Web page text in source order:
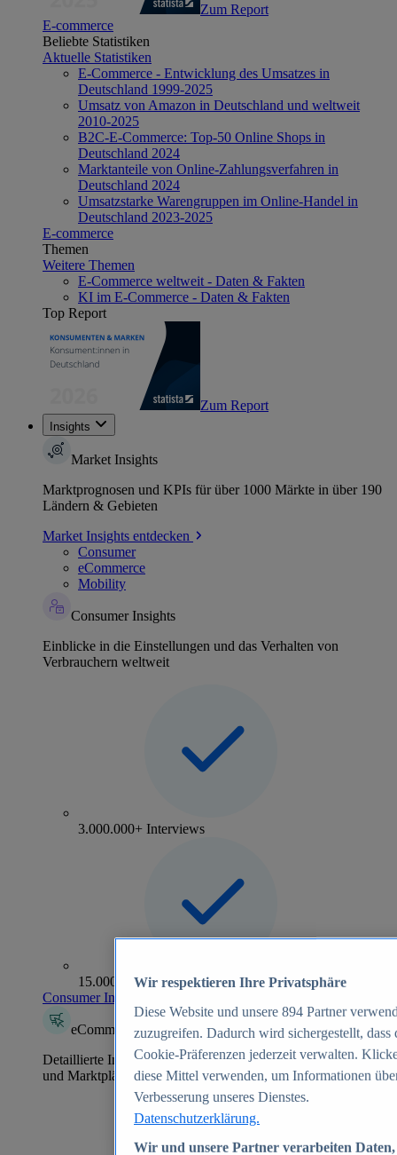
Zum Report
E-commerce
Beliebte Statistiken
Aktuelle Statistiken
E-Commerce - Entwicklung des Umsatzes in
Deutschland 1999-2025
Umsatz von Amazon in Deutschland und weltweit
2010-2025
B2C-E-Commerce: Top-50 Online Shops in
Deutschland 2024
Marktanteile von Online-Zahlungsverfahren in
Deutschland 2024
Umsatzstarke Warengruppen im Online-Handel in
Deutschland 2023-2025
E-commerce
Themen
Weitere Themen
E-Commerce weltweit - Daten & Fakten
KI im E-Commerce - Daten & Fakten
Top Report
Zum Report
Insights
Market Insights
Marktprognosen und KPIs für über 1000 Märkte in über 190
Ländern & Gebieten
Market Insights entdecken
Consumer
eCommerce
Mobility
Consumer Insights
Einblicke in die Einstellungen und das Verhalten von
Verbrauchern weltweit
3.000.000+ Interviews
15.000+ Marken
Consumer Insights entdecken
eCommerce Insights
Detaillierte Informationen zu mehr als 39.000 Online-Shops
und Marktplätzen
Wir respektieren Ihre Privatsphäre
Diese Website und unsere 894 Partner
zuzugreifen. Dadurch wird sichergestellt,
Cookie-Präferenzen jederzeit verwalten.
diese Mittel verwenden, um Informationen
Verbesserung unseres Dienstes.
Datenschutzerklärung.
Wir und unsere Partner verarbeiten